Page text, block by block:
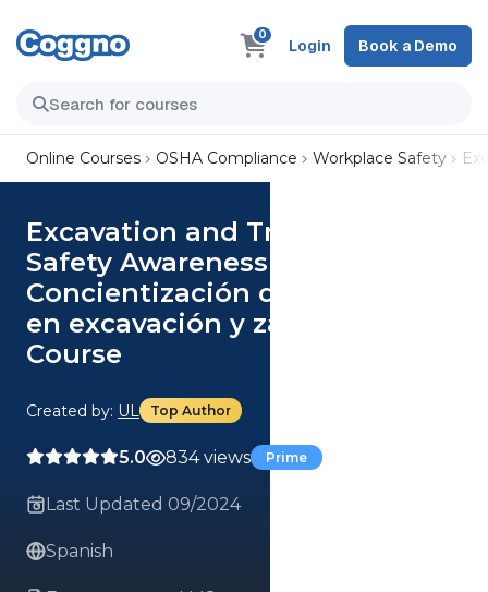
0
Login Book a Demo
Online Courses OSHA Compliance Workplace Safety
Excavation and Trenching
Safety Awareness (Spanish)
Concientización de seguridad
en excavación y zanjado
Course
Created by: UL Top Author
5.0 834 views Prime
Last Updated 09/2024
Spanish